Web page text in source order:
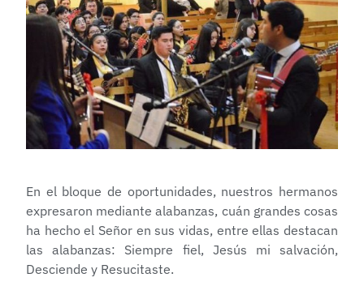
En el bloque de oportunidades, nuestros hermanos
expresaron mediante alabanzas, cuán grandes cosas
ha hecho el Señor en sus vidas, entre ellas destacan
las alabanzas: Siempre fiel, Jesús mi salvación,
Desciende y Resucitaste.